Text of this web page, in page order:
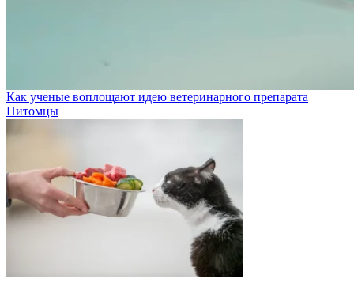
Как ученые воплощают идею ветеринарного препарата
Питомцы